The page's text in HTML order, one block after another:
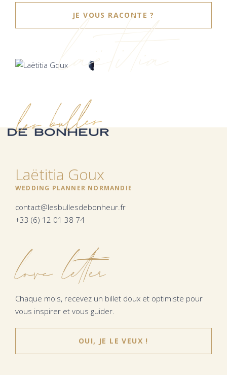
JE VOUS RACONTE ?
laëtitia
Laëtitia Goux
WEDDING PLANNER NORMANDIE
contact@lesbullesdebonheur.fr
+33 (6) 12 01 38 74
love letter
Chaque mois, recevez un billet doux et optimiste pour
vous inspirer et vous guider.
OUI, JE LE VEUX !